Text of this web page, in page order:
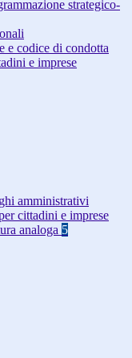
strategico-
e codice di condotta
e imprese
amministrativi
cittadini e imprese
analoga 5